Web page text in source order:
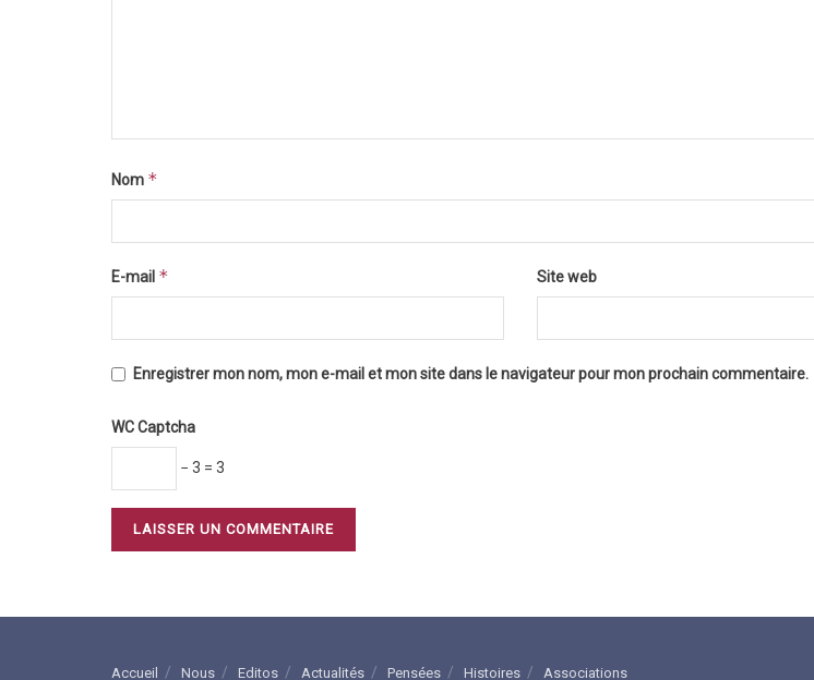
Nom *
E-mail * Site web
Enregistrer mon nom, mon e-mail et mon site dans le navigateur pour mon prochain commentaire.
WC Captcha
− 3 = 3
Accueil Nous Editos Actualités Pensées Histoires Associations